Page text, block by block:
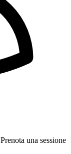
una sessione